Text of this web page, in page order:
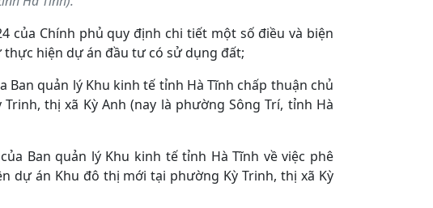
của Chính phủ quy định chi tiết một số điều và biện
hiện dự án đầu tư có sử dụng đất;
Ban quản lý Khu kinh tế tỉnh Hà Tĩnh chấp thuận chủ
thị xã Kỳ Anh (nay là phường Sông Trí, tỉnh Hà
Ban quản lý Khu kinh tế tỉnh Hà Tĩnh về việc phê
dự án Khu đô thị mới tại phường Kỳ Trinh, thị xã Kỳ